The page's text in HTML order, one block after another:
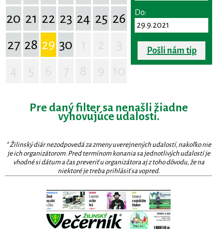
20 21 22 23 24 25 26
27 28 29 30
Do:
Pošli nám tip
Pre daný filter sa nenašli žiadne
vyhovujúce udalosti.
* Žilinský diár nezodpovedá za zmeny uverejnených udalostí, nakoľko nie
je ich organizátorom. Pred termínom konania sa jednotlivých udalostí je
vhodné si dátum a čas preveriť u organizátora aj z toho dôvodu, že na
niektoré je treba prihlásiť sa vopred.